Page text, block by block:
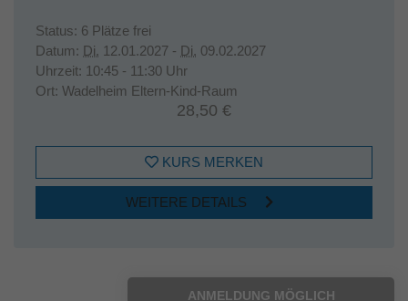
Status: 6 Plätze frei
Datum: Di. 12.01.2027 - Di. 09.02.2027
Uhrzeit: 10:45 - 11:30 Uhr
Ort: Wadelheim Eltern-Kind-Raum
28,50 €
KURS MERKEN
WEITERE DETAILS
ANMELDUNG MÖGLICH